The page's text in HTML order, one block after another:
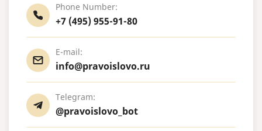
Phone Number:
+7 (495) 955-91-80
E-mail:
info@pravoislovo.ru
Telegram:
@pravoislovo_bot